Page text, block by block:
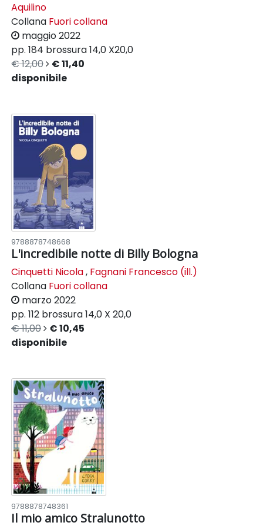
Aquilino
Collana Fuori collana
maggio 2022
pp. 184 brossura14,0 X20,0
€ 12,00
€ 11,40
disponibile
9788878748668
L'incredibile notte di Billy Bologna
Cinquetti Nicola, Fagnani Francesco (ill.)
Collana Fuori collana
marzo 2022
pp. 112 brossura14,0 X 20,0
€ 11,00
€ 10,45
disponibile
9788878748361
Il mio amico Stralunotto